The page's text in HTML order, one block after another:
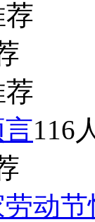
荐
荐
116
动节